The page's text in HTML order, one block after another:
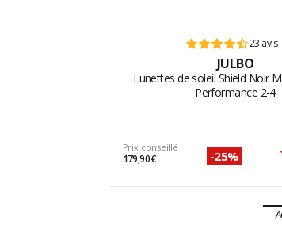
23 avis
JULBO
Lunettes de soleil Shield Noir
Performance 2-4
Prix conseillé
179,90 € -25%